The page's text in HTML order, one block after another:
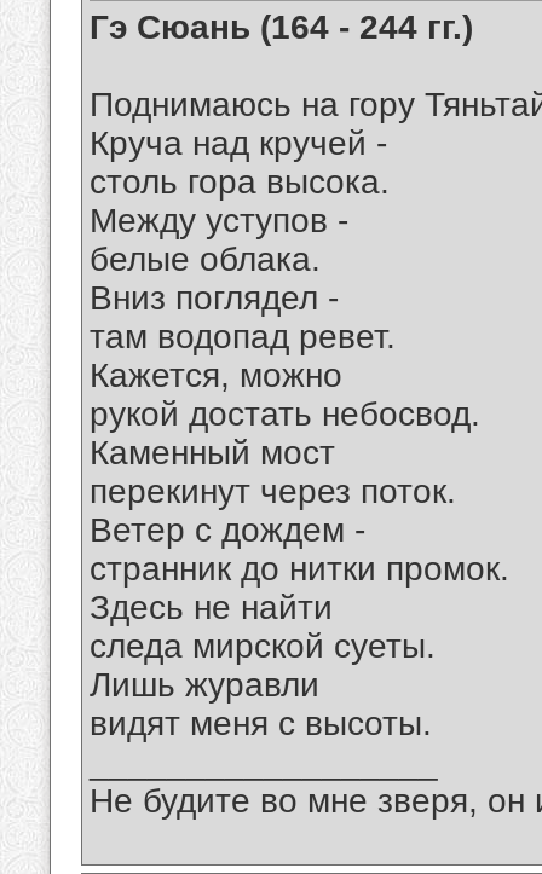
Гэ Сюань (164 - 244 гг.)
Поднимаюсь на гору
Круча над кручей -
столь гора высока.
Между уступов -
белые облака.
Вниз поглядел -
там водопад ревет.
Кажется, можно
рукой достать небосвод.
Каменный мост
перекинут через поток.
Ветер с дождем -
странник до нитки промок.
Здесь не найти
следа мирской суеты.
Лишь журавли
видят меня с высоты.
Не будите во мне зверя, он